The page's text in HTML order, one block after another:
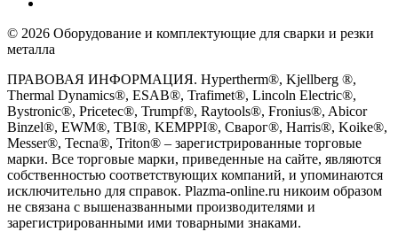
© 2026 Оборудование и комплектующие для сварки и резки
металла
ПРАВОВАЯ ИНФОРМАЦИЯ. Hypertherm®, Kjellberg ®,
Thermal Dynamics®, ESAB®, Trafimet®, Lincoln Electric®,
Bystronic®, Pricetec®, Trumpf®, Raytools®, Fronius®, Abicor
Binzel®, EWM®, TBI®, KEMPPI®, Сварог®, Harris®, Koike®,
Messer®, Tecna®, Triton® – зарегистрированные торговые
марки. Все торговые марки, приведенные на сайте, являются
собственностью соответствующих компаний, и упоминаются
исключительно для справок. Plazma-online.ru никоим образом
не связана с вышеназванными производителями и
зарегистрированными ими товарными знаками.